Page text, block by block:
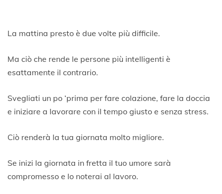
La mattina presto è due volte più difficile.
Ma ciò che rende le persone più intelligenti è
esattamente il contrario.
Svegliati un po ‘prima per fare colazione, fare la doccia
e iniziare a lavorare con il tempo giusto e senza stress.
Ciò renderà la tua giornata molto migliore.
Se inizi la giornata in fretta il tuo umore sarà
compromesso e lo noterai al lavoro.